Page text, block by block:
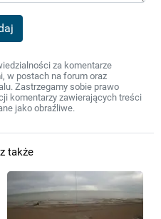
za komentarze
w postach na forum oraz
Zastrzegamy sobie prawo
komentarzy zawierających treści
jako obraźliwe.
także